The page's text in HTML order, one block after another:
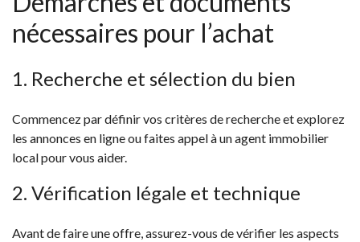
nécessaires pour l’achat
1. Recherche et sélection du bien
Commencez par définir vos critères de recherche et explorez
les annonces en ligne ou faites appel à un agent immobilier
local pour vous aider.
2. Vérification légale et technique
Avant de faire une offre, assurez-vous de vérifier les aspects